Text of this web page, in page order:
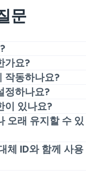
문
비스에 가입할 때
를 사용할 수 있는
이메일 포워딩 덕
지 않고 개인 받은
다.
가요?
스는 필요한 모든
주소와 기타 개인
. 사실, 검증되지 않
이메일 주소를 사
팸을 피할 수 있습
작동하나요?
주소 대신 사용할
이트에서 계정을
경우, 모든 구독 메
전달되며, 실제 주
정하나요?
제공업체로 시작하
는 VPN, 안티바이
라인 개인정보 도
이 있나요?
이메일 포워딩 솔루
지함을 깨끗하고
다. 또한 다양한 목
고
오래 유지할 수 있
화된 이메일 포워
용하세요. 제거하
이메일 주소를 일
체 ID와 함께 사용